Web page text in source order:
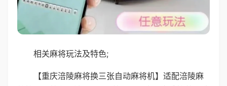
相关麻将玩法及特色;
【重庆涪陵麻将换三张自动麻将机】适配涪陵麻